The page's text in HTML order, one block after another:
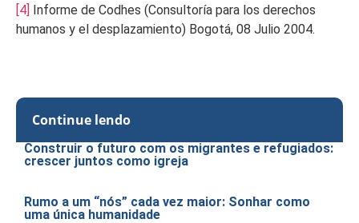
[4] Informe de Codhes (Consultoría para los derechos
humanos y el desplazamiento) Bogotá, 08 Julio 2004.
Continue lendo
Construir o futuro com os migrantes e refugiados:
crescer juntos como igreja
Rumo a um “nós” cada vez maior: Sonhar como
uma única humanidade